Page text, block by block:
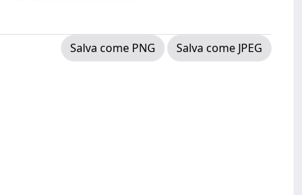
Salva come PNG
Salva come JPEG